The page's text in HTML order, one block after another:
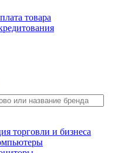
товара
торговли и бизнеса